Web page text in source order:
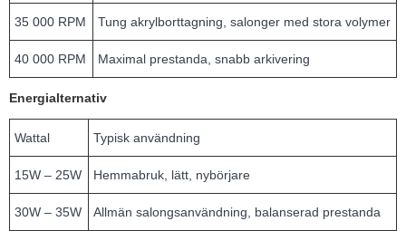
35 000 RPM Tung akrylborttagning, salonger med stora volymer
40 000 RPM Maximal prestanda, snabb arkivering
Energialternativ
Wattal Typisk användning
15W – 25W Hemmabruk, lätt, nybörjare
30W – 35W Allmän salongsanvändning, balanserad prestanda